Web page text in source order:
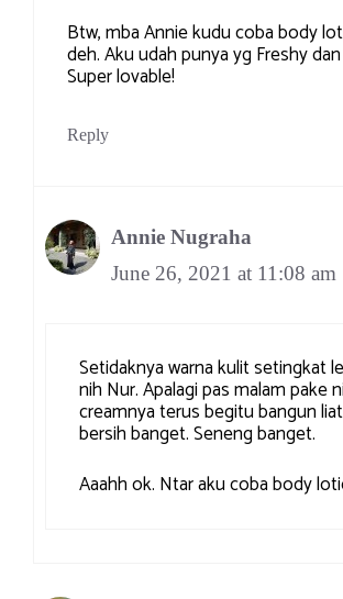
Btw, mba Annie kudu coba body
deh. Aku udah punya yg Freshy dan
Super lovable!
Reply
Annie Nugraha
June 26, 2021 at 11:08 am
Setidaknya warna kulit setingkat
nih Nur. Apalagi pas malam pake
creamnya terus begitu bangun
bersih banget. Seneng banget.
Aaahh ok. Ntar aku coba body